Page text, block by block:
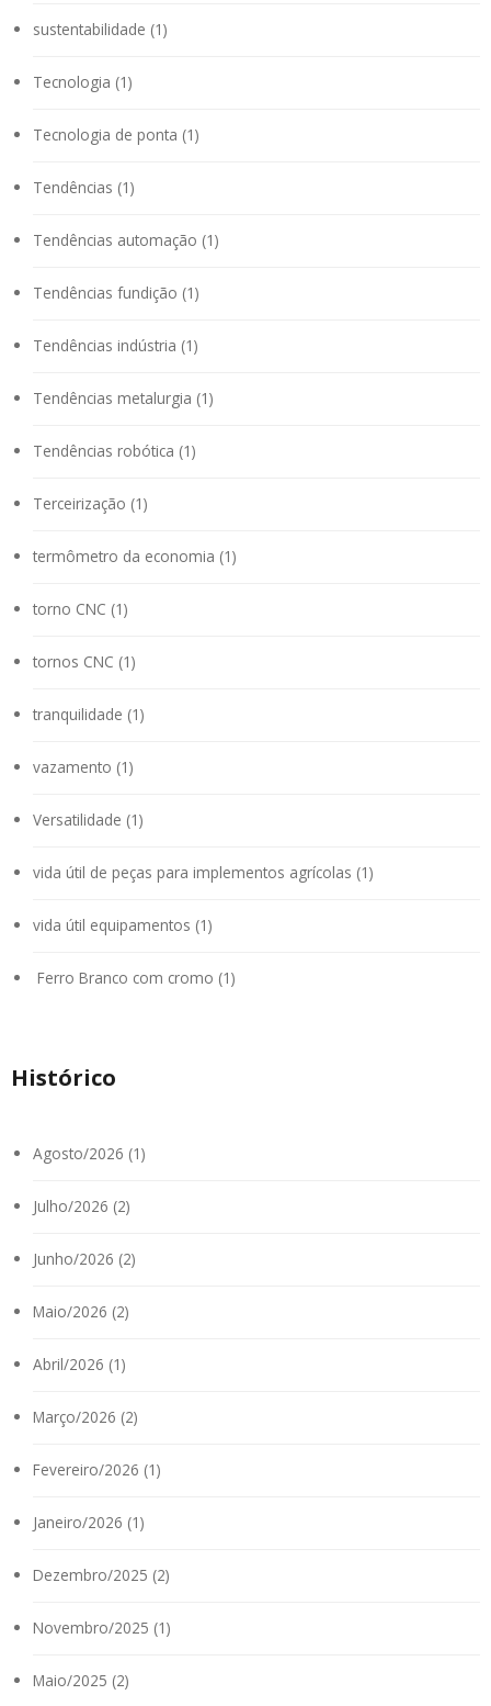
sustentabilidade (1)
Tecnologia (1)
Tecnologia de ponta (1)
Tendências (1)
Tendências automação (1)
Tendências fundição (1)
Tendências indústria (1)
Tendências metalurgia (1)
Tendências robótica (1)
Terceirização (1)
termômetro da economia (1)
torno CNC (1)
tornos CNC (1)
tranquilidade (1)
vazamento (1)
Versatilidade (1)
vida útil de peças para implementos agrícolas (1)
vida útil equipamentos (1)
Ferro Branco com cromo (1)
Histórico
Agosto/2026 (1)
Julho/2026 (2)
Junho/2026 (2)
Maio/2026 (2)
Abril/2026 (1)
Março/2026 (2)
Fevereiro/2026 (1)
Janeiro/2026 (1)
Dezembro/2025 (2)
Novembro/2025 (1)
Maio/2025 (2)